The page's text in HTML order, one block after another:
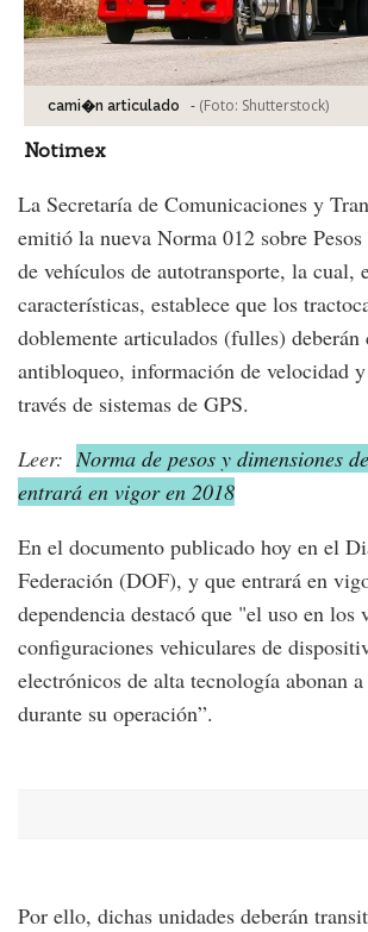
cami�n articulado - (Foto: Shutterstock)
Notimex
La Secretaría de Comunicaciones y
emitió la nueva Norma 012 sobre
de vehículos de autotransporte, la cual,
características, establece que los
doblemente articulados (fulles)
antibloqueo, información de velocidad
través de sistemas de GPS.
Leer: Norma de pesos y dimensiones
entrará en vigor en 2018
En el documento publicado hoy en el
Federación (DOF), y que entrará en
dependencia destacó que "el uso en los
configuraciones vehiculares de
electrónicos de alta tecnología abonan
durante su operación”.
Por ello, dichas unidades deberán